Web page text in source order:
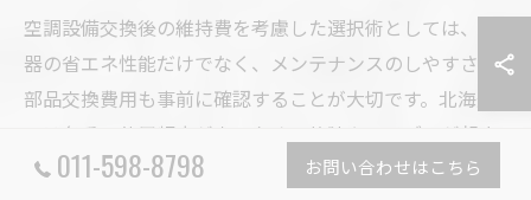
空調設備交換後の維持費を考慮した選択術としては、機
器の省エネ性能だけでなく、メンテナンスのしやすさや
部品交換費用も事前に確認することが大切です。北海道
では冬季の使用頻度が高いため、故障やトラブルが起き
た際の修理コストが家計に与える影響は大きいと言えま
011-598-8798 お問い合わせはこちら